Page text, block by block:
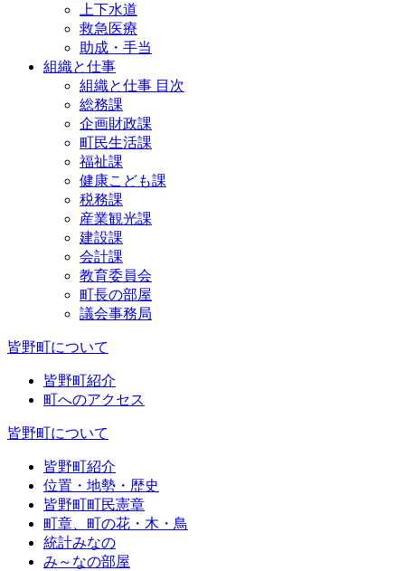
上下水道
救急医療
助成・手当
組織と仕事
組織と仕事 目次
総務課
企画財政課
町民生活課
福祉課
健康こども課
税務課
産業観光課
建設課
会計課
教育委員会
町長の部屋
議会事務局
皆野町について
皆野町紹介
町へのアクセス
皆野町について
皆野町紹介
位置・地勢・歴史
皆野町町民憲章
町章、町の花・木・鳥
統計みなの
み～なの部屋